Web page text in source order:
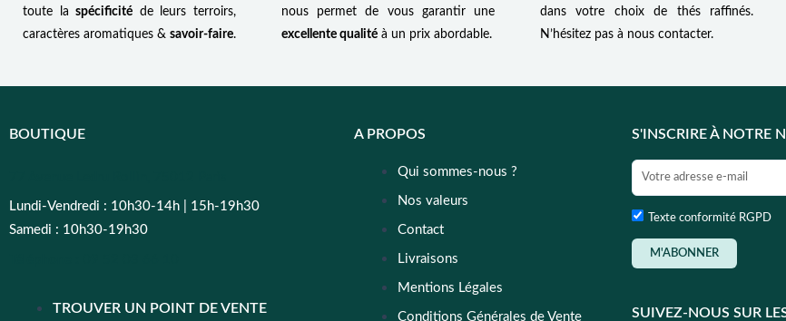
toute laspécificité de leurs terroirs,
caractères aromatiques & savoir-faire.
nous permet de vous garantir une
excellente qualité à un prix abordable.
dans votre choix de thés raffinés.
N’hésitez pas à nous contacter.
BOUTIQUE
Lundi-Vendredi : 10h30-14h | 15h-19h30
Samedi : 10h30-19h30
TROUVER UN POINT DE VENTE
A PROPOS
Qui sommes-nous ?
Nos valeurs
Contact
Livraisons
Mentions Légales
Conditions Générales de Vente
S'INSCRIRE À NOTRE
Texte conformité RGPD
M'ABONNER
SUIVEZ-NOUS SUR